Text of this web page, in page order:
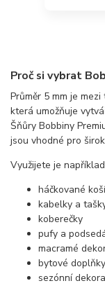
Proč si vybrat
Průměr 5 mm je
která umožňuje
Šňůry Bobbiny
jsou vhodné pro
Využijete je
háčkované
kabelky a
koberečky
pufy a
macramé
bytové doplňky
sezónní